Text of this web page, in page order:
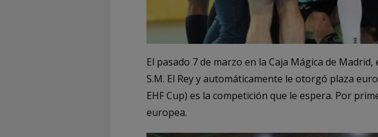
El pasado 7 de marzo en la Caja Mágica de
S.M. El Rey y automáticamente le otorgó plaza
EHF Cup) es la competición que le espera. Por
europea.